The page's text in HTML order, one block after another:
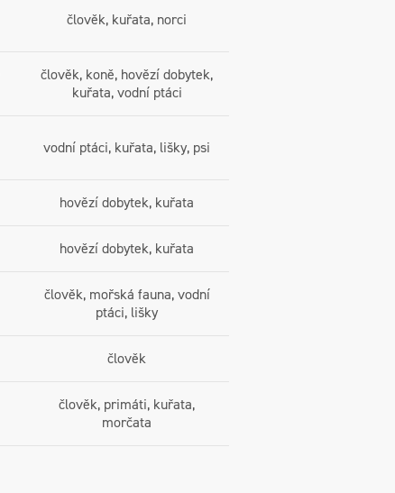
člověk, kuřata, norci
člověk, koně, hovězí dobytek,
kuřata, vodní ptáci
vodní ptáci, kuřata, lišky, psi
hovězí dobytek, kuřata
hovězí dobytek, kuřata
člověk, mořská fauna, vodní
ptáci, lišky
člověk
člověk, primáti, kuřata,
morčata